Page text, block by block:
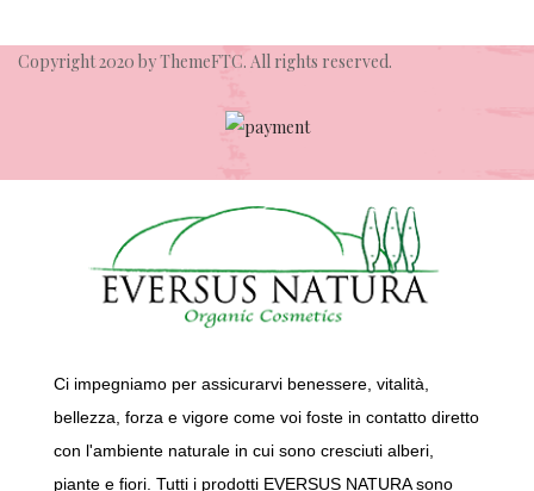
Copyright 2020 byThemeFTC. All rights reserved.
Ci impegniamo per assicurarvi benessere, vitalità,
bellezza, forza e vigore come voi foste in contatto diretto
con l'ambiente naturale in cui sono cresciuti alberi,
piante e fiori. Tutti i prodotti EVERSUS NATURA sono